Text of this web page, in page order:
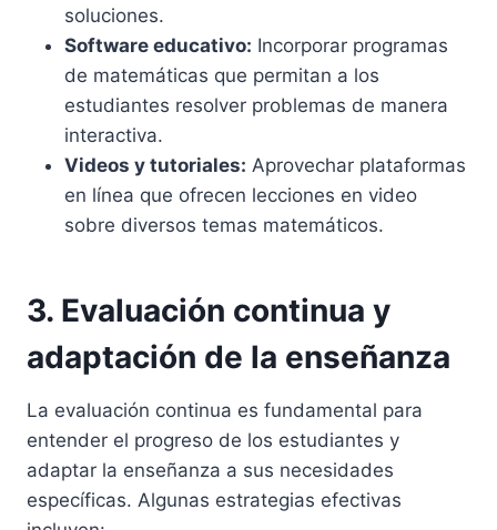
soluciones.
Software educativo: Incorporar programas
de matemáticas que permitan a los
estudiantes resolver problemas de manera
interactiva.
Videos y tutoriales: Aprovechar plataformas
en línea que ofrecen lecciones en video
sobre diversos temas matemáticos.
3. Evaluación continua y
adaptación de la enseñanza
La evaluación continua es fundamental para
entender el progreso de los estudiantes y
adaptar la enseñanza a sus necesidades
específicas. Algunas estrategias efectivas